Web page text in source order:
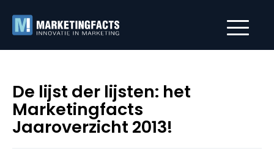
De lijst der lijsten: het
Marketingfacts
Jaaroverzicht 2013!